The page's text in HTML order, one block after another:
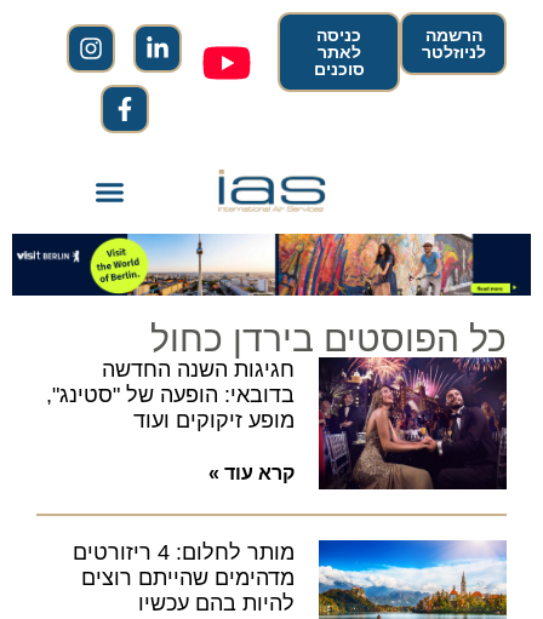
הרשמה
לניוזלטר
כניסה
לאתר
סוכנים
כל הפוסטים בירדן כחול
חגיגות השנה החדשה
בדובאי: הופעה של "סטינג",
מופע זיקוקים ועוד
קרא עוד »
מותר לחלום: 4 ריזורטים
מדהימים שהייתם רוצים
להיות בהם עכשיו